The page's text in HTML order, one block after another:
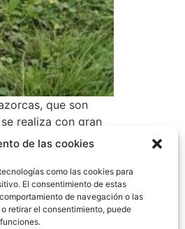
de las cookies
como las cookies para
El consentimiento de estas
de navegación o las
retirar el consentimiento, puede
que son
realiza con gran
se les instruye
de plantas
la directora del
que conozcan un